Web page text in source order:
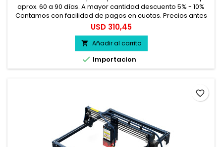
aprox. 60 a 90 días. A mayor cantidad descuento 5% - 10%
Contamos con facilidad de pagos en cuotas. Precios antes
del impuesto. 100% seguro.
Precio
USD 310,45
 Añadir al carrito
 Importacion
favorite_border